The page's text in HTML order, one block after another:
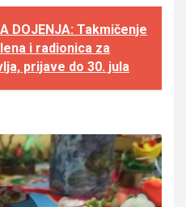
DOJENJA: Takmičenje
i radionica za
prijave do 30. jula